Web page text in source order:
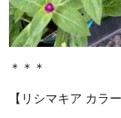
＊＊＊
【リシマキア カラ